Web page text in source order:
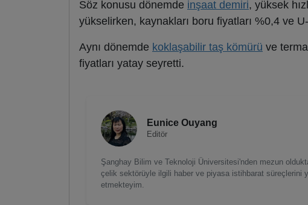
Söz konusu dönemde inşaat demiri, yüksek
yükselirken, kaynakları boru fiyatları %0,4 ve
Aynı dönemde koklaşabilir taş kömürü ve
fiyatları yatay seyretti.
Eunice Ouyang
Editör
Şanghay Bilim ve Teknoloji Üniversitesi'nden mezun
çelik sektörüyle ilgili haber ve piyasa istihbarat süreçlerini
etmekteyim.